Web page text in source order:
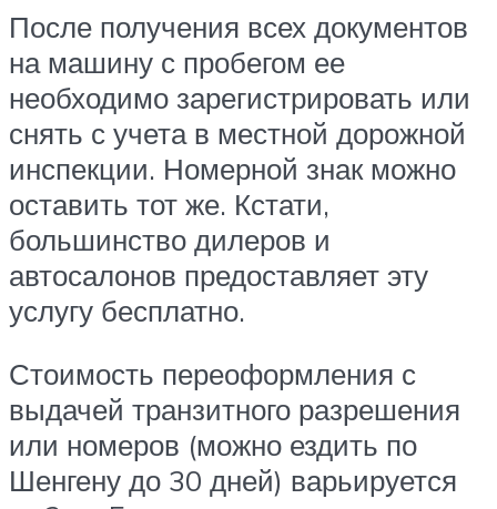
После получения всех документов
на машину с пробегом ее
необходимо зарегистрировать или
снять с учета в местной дорожной
инспекции. Номерной знак можно
оставить тот же. Кстати,
большинство дилеров и
автосалонов предоставляет эту
услугу бесплатно.
Стоимость переоформления с
выдачей транзитного разрешения
или номеров (можно ездить по
Шенгену до 30 дней) варьируется